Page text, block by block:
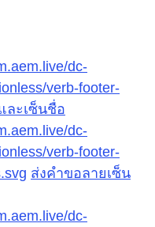
dc-
verb-footer-
ละเซ็นชื่อ
dc-
verb-footer-
ส่งคำขอลายเซ็น
dc-